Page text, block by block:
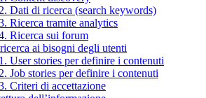
Dati di ricerca (search keywords)
Ricerca tramite analytics
Ricerca sui forum
ai bisogni degli utenti
User stories per definire i contenuti
Job stories per definire i contenuti
Criteri di accettazione